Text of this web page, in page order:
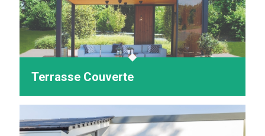
Terrasse Couverte